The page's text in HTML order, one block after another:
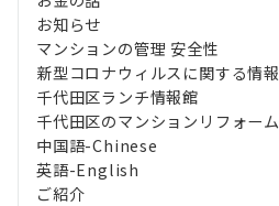
お知らせ
マンションの管理 安全性
新型コロナウィルスに関する情報
千代田区ランチ情報館
千代田区のマンションリフォーム
中国語-Chinese
英語-English
ご紹介